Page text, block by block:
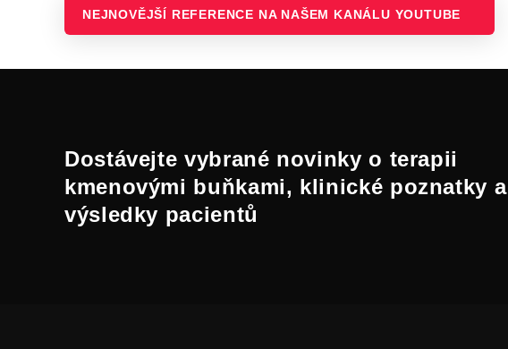
NEJNOVĚJŠÍ REFERENCE NA NAŠEM KANÁLU YOUTUBE
Dostávejte vybrané novinky o terapii
kmenovými buňkami, klinické poznatky a
výsledky pacientů